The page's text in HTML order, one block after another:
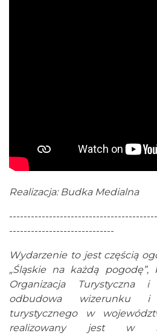
Realizacja: Budka Medialna
-----------------------------
Wydarzenie to jest częścią
„Śląskie na każdą pogodę”,
Organizacja
odbudowa wizerunku
turystycznego w
realizowany jest w